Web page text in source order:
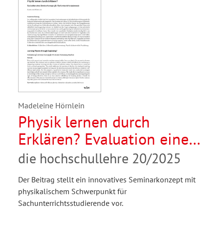
Madeleine Hörnlein
Physik lernen durch
Erklären? Evaluation eines
Seminarkonzepts für
Sachunterrichtsstudierende
die hochschullehre 20/2025
Der Beitrag stellt ein innovatives Seminarkonzept mit
physikalischem Schwerpunkt für
Sachunterrichtsstudierende vor.